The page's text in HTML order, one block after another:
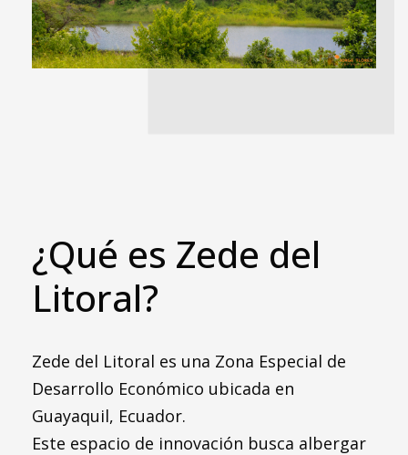
¿Qué es Zede del
Litoral?
Zede del Litoral es una Zona Especial de
Desarrollo Económico ubicada en
Guayaquil, Ecuador.
Este espacio de innovación busca albergar